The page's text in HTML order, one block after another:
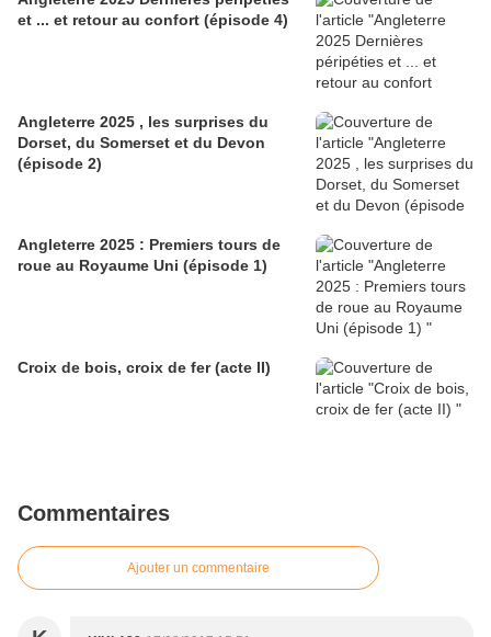
et ... et retour au confort (épisode 4)
Angleterre 2025 , les surprises du
Dorset, du Somerset et du Devon
(épisode 2)
Angleterre 2025 : Premiers tours de
roue au Royaume Uni (épisode 1)
Croix de bois, croix de fer (acte II)
Commentaires
Ajouter un commentaire